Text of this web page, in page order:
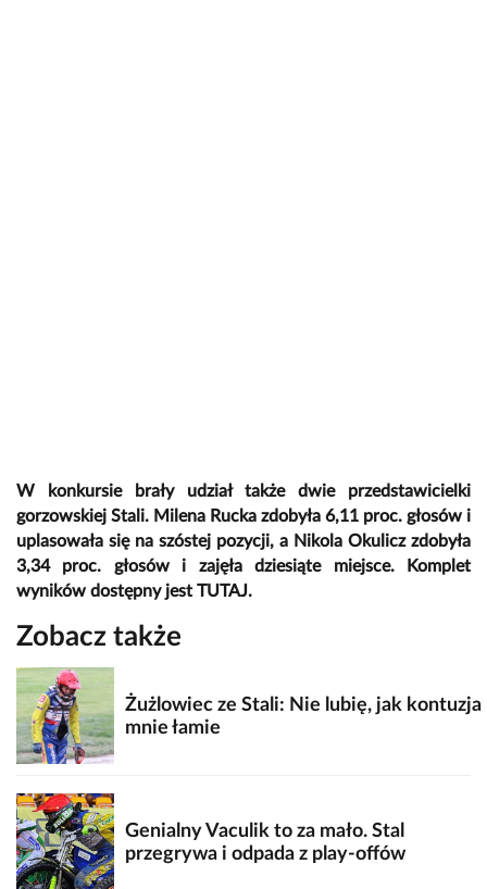
W konkursie brały udział także dwie przedstawicielki
gorzowskiej Stali. Milena Rucka zdobyła 6,11 proc. głosów i
uplasowała się na szóstej pozycji, a Nikola Okulicz zdobyła
3,34 proc. głosów i zajęła dziesiąte miejsce. Komplet
wyników dostępny jestTUTAJ.
Zobacz także
Żużlowiec ze Stali: Nie lubię, jak kontuzja
mnie łamie
Genialny Vaculik to za mało. Stal
przegrywa i odpada z play-offów